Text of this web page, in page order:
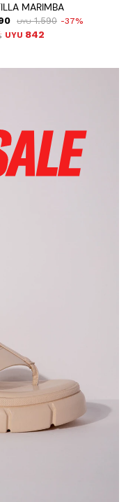
MARIMBA
UYU 1.590 37
UYU 842